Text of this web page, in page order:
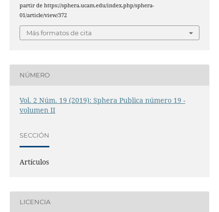
partir de https://sphera.ucam.edu/index.php/sphera-
01/article/view/372
Más formatos de cita
NÚMERO
Vol. 2 Núm. 19 (2019): Sphera Publica número 19 -
volumen II
SECCIÓN
Artículos
LICENCIA